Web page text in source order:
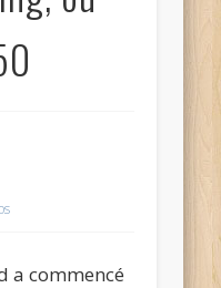
a commencé